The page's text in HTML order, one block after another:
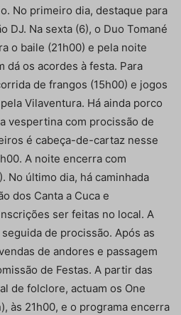
No primeiro dia, destaque para
DJ. Na sexta (6), o Duo Tomané
o baile (21h00) e pela noite
dá os acordes à festa. Para
de frangos (15h00) e jogos
Vilaventura. Há ainda porco
vespertina com procissão de
é cabeça-de-cartaz nesse
A noite encerra com
No último dia, há caminhada
dos Canta a Cuca e
ser feitas no local. A
de procissão. Após as
de andores e passagem
de Festas. A partir das
de folclore, actuam os One
às 21h00, e o programa encerra